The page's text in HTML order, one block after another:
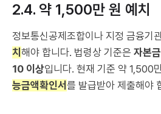
2.4. 약 1,500만 원 예치
정보통신공제조합이나 지정 금융기
치 해야 합니다. 법령상 기준은 자본
10 이상입니다. 현재 기준 약 1,500
능금액확인서 를 발급받아 제출해야